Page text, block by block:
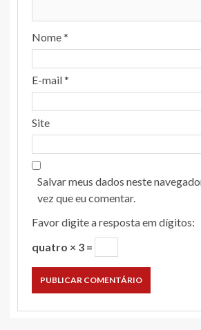
Nome*
E-mail*
Site
Salvar meus dados neste
vez que eu comentar.
Favor digite a resposta em dígitos:
quatro × 3 =